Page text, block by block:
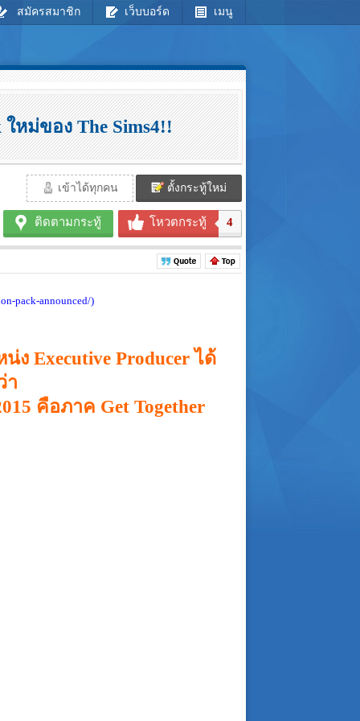
สมัครสมาชิก เว็บบอร์ด เมนู
หม่ของ The Sims4!!
เข้าได้ทุกคน ตั้งกระทู้ใหม่
ติดตามกระทู้ โหวตกระทู้ 4
pack-announced/)
ง Executive Producer‬ ได้
า
คือภาค Get Together